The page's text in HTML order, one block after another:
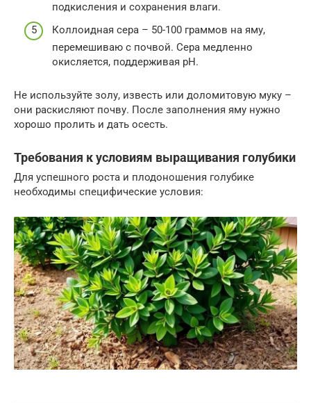
подкисления и сохранения влаги.
Коллоидная сера – 50-100 граммов на яму,
перемешиваю с почвой. Сера медленно
окисляется, поддерживая pH.
Не используйте золу, известь или доломитовую муку –
они раскисляют почву. После заполнения яму нужно
хорошо пролить и дать осесть.
Требования к условиям выращивания голубики
Для успешного роста и плодоношения голубике
необходимы специфические условия: